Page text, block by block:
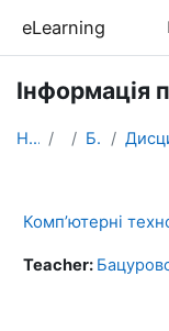
eLearning
Інформація
На головну Курси БАКАЛАВРАТ
Комп’ютерні
Teacher: